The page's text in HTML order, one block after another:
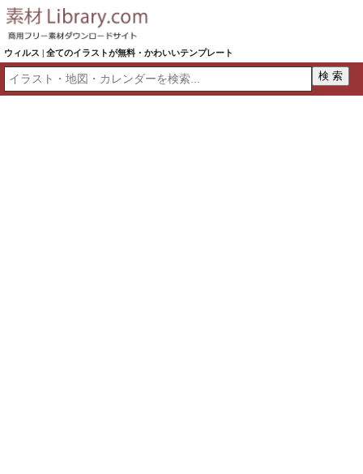
ウィルス | 全てのイラストが無料・かわいいテンプレート